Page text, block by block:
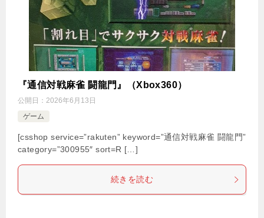
『通信対戦麻雀 闘龍門』（Xbox360）
公開日： 2026年6月13日
ゲーム
[csshop service=”rakuten” keyword=”通信対戦麻雀 闘龍門”
category=”300955″ sort=R […]
続きを読む